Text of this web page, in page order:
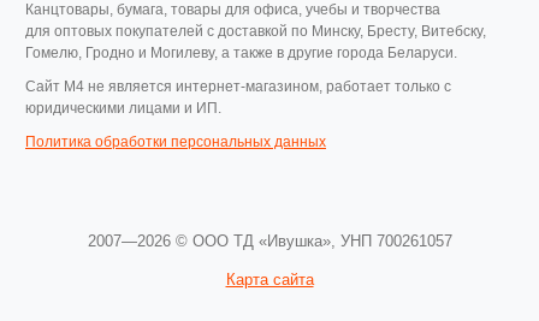
Канцтовары, бумага, товары для офиса, учебы и творчества
для оптовых покупателей с доставкой по Минску, Бресту, Витебску,
Гомелю, Гродно и Могилеву, а также в другие города Беларуси.
Cайт M4 не является интернет-магазином, работает только с
юридическими лицами и ИП.
Политика обработки персональных данных
2007—2026 © ООО ТД «Ивушка», УНП 700261057
Карта сайта